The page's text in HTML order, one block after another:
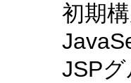
初期
JSP